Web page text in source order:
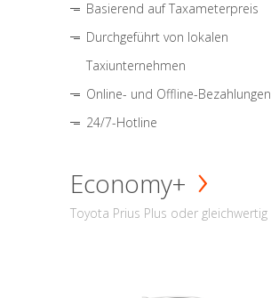
Basierend auf Taxameterpreis
Durchgeführt von lokalen
Taxiunternehmen
Online- und Offline-Bezahlungen
24/7-Hotline
Economy+
Toyota Prius Plus oder gleichwertig